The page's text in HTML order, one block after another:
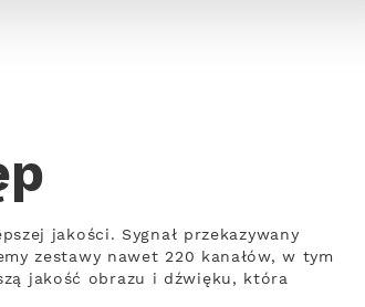
jakości. Sygnał przekazywany
zestawy nawet 220 kanałów, w tym
jakość obrazu i dźwięku, która